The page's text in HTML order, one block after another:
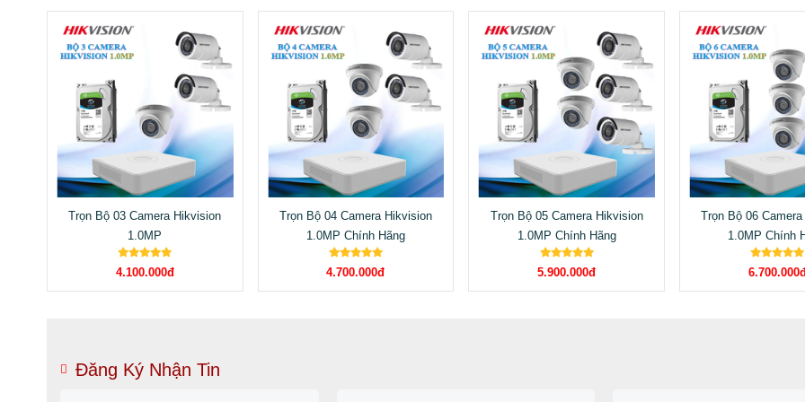
Trọn Bộ 03 Camera Hikvision
1.0MP
4.100.000đ
Trọn Bộ 04 Camera Hikvision
1.0MP Chính Hãng
4.700.000đ
Trọn Bộ 05 Camera Hikvision
1.0MP Chính Hãng
5.900.000đ
Trọn Bộ 06
1.0MP Chính
Đăng Ký Nhận Tin